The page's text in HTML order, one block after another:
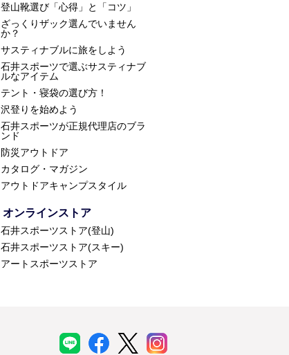
登山靴選び「心得」と「コツ」
ざっくりザック選んでいません
か？
サスティナブルに旅をしよう
石井スポーツで選ぶサスティナブ
ルなアイテム
テント・寝袋の選び方！
沢登りを始めよう
石井スポーツが正規代理店のブラ
ンド
防災アウトドア
カタログ・マガジン
アウトドアキャンプスタイル
オンラインストア
石井スポーツストア(登山)
石井スポーツストア(スキー)
アートスポーツストア